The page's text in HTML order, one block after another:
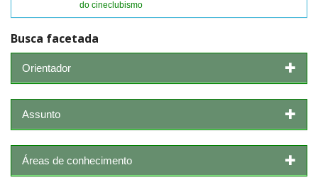
do cineclubismo
Busca facetada
Orientador
Assunto
Áreas de conhecimento